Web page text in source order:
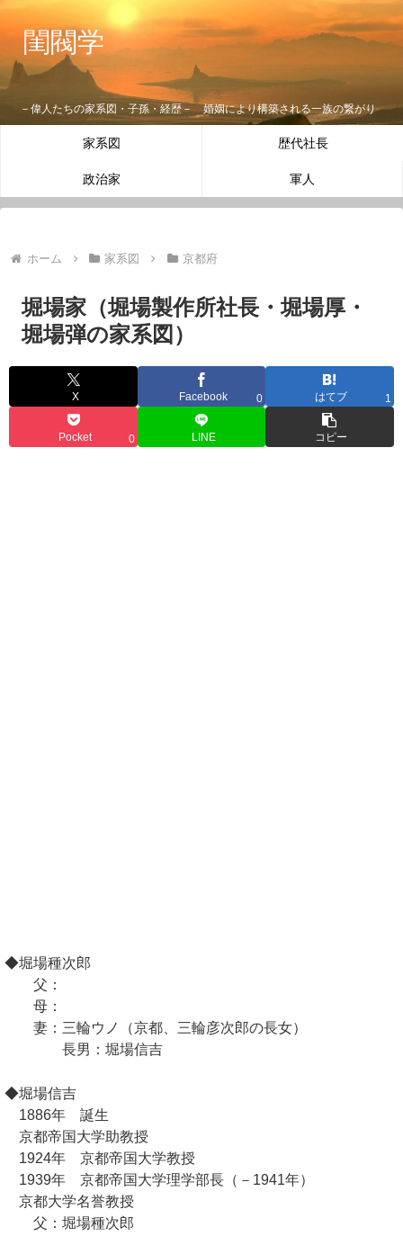
閨閥学
－偉人たちの家系図・子孫・経歴－ 婚姻により構築される一族の繋がり
家系図 歴代社長
政治家 軍人
ホーム 家系図 京都府
堀場家（堀場製作所社長・堀場厚・
堀場弾の家系図）
X Facebook 0 はてブ 1
Pocket 0 LINE コピー
◆堀場種次郎
父：
母：
妻：三輪ウノ（京都、三輪彦次郎の長女）
長男：堀場信吉
◆堀場信吉
1886年 誕生
京都帝国大学助教授
1924年 京都帝国大学教授
1939年 京都帝国大学理学部長（－1941年）
京都大学名誉教授
父：堀場種次郎